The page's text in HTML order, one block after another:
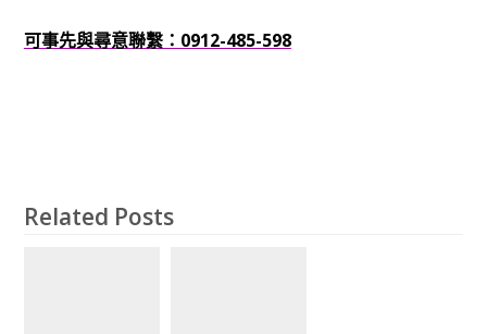
可事先與尋意聯繫：0912-485-598
Related Posts